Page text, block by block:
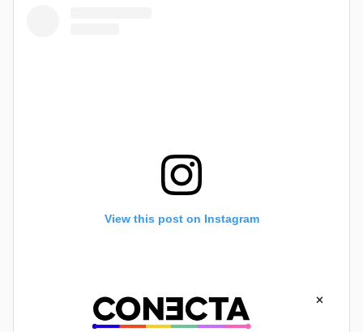
View this post on Instagram
×